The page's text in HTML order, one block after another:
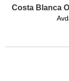
Costa Blanca